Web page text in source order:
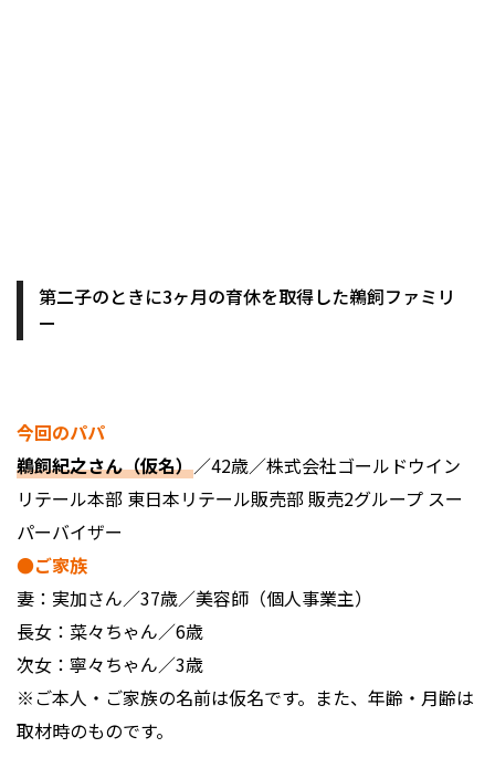
第二子のときに3ヶ月の育休を取得した鵜飼ファミリ
ー
今回のパパ
鵜飼紀之さん（仮名）／42歳／株式会社ゴールドウイン
リテール本部 東日本リテール販売部 販売2グループ スー
パーバイザー
●ご家族
妻：実加さん／37歳／美容師（個人事業主）
長女：菜々ちゃん／6歳
次女：寧々ちゃん／3歳
※ご本人・ご家族の名前は仮名です。また、年齢・月齢は
取材時のものです。